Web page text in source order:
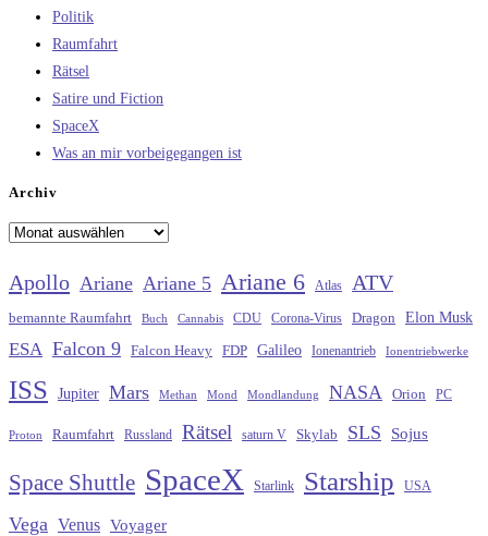
Politik
Raumfahrt
Rätsel
Satire und Fiction
SpaceX
Was an mir vorbeigegangen ist
Archiv
Archiv
Apollo Ariane Ariane 5 Ariane 6 Atlas ATV
bemannte Raumfahrt Buch Cannabis CDU Corona-Virus Dragon Elon Musk
ESA Falcon 9 Falcon Heavy FDP Galileo Ionenantrieb Ionentriebwerke
ISS Jupiter Mars Methan Mond Mondlandung NASA Orion PC
Proton Raumfahrt Russland Rätsel saturn V Skylab SLS Sojus
Space Shuttle SpaceX Starlink Starship USA
Vega Venus Voyager